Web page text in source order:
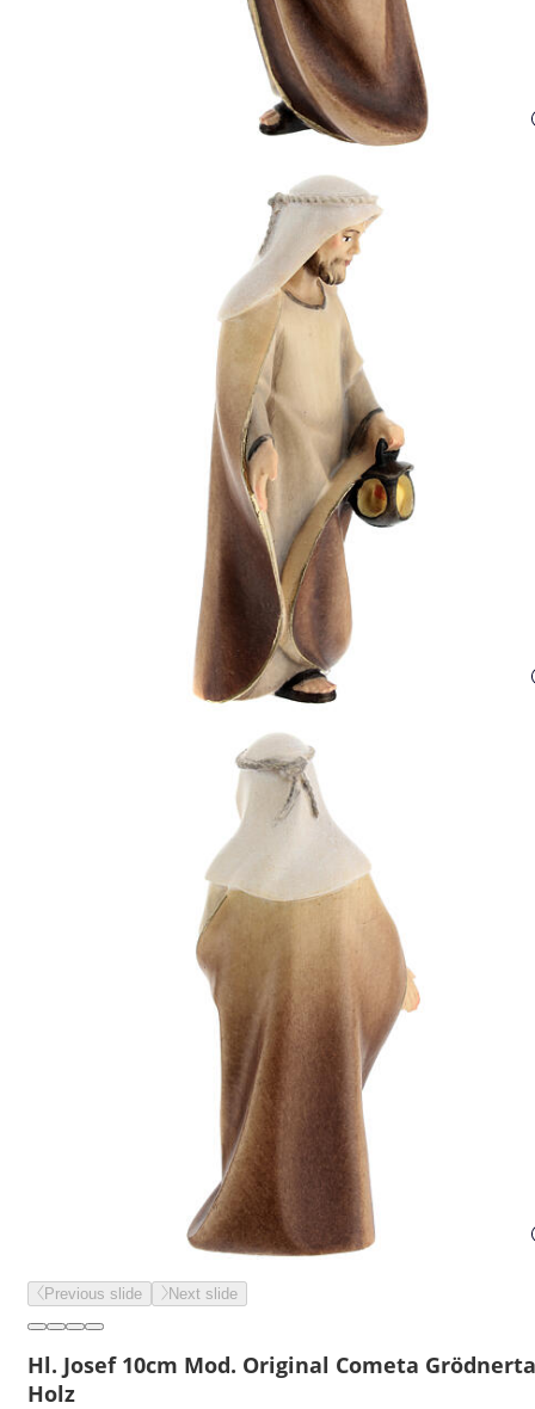
Previous slide Next slide
Hl. Josef 10cm Mod. Original Cometa
Holz